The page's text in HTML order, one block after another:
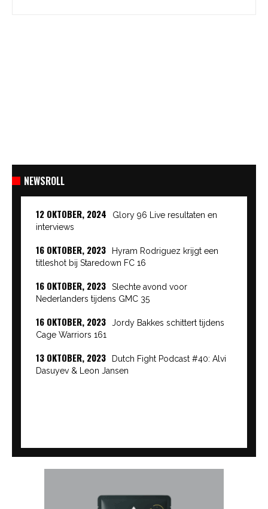
NEWSROLL
12 OKTOBER, 2024
Glory 96 Live resultaten en
interviews
16 OKTOBER, 2023
Hyram Rodriguez krijgt een
titleshot bij Staredown FC 16
16 OKTOBER, 2023
Slechte avond voor
Nederlanders tijdens GMC 35
16 OKTOBER, 2023
Jordy Bakkes schittert tijdens
Cage Warriors 161
13 OKTOBER, 2023
Dutch Fight Podcast #40: Alvi
Dasuyev & Leon Jansen